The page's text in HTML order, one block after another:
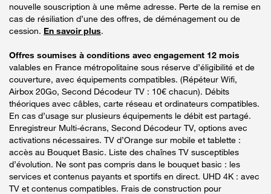
nouvelle souscription à une même adresse. Perte de la remise en
cas de résiliation d’une des offres, de déménagement ou de
cession. En savoir plus.
Offres soumises à conditions avec engagement 12 mois
valables en France métropolitaine sous réserve d’éligibilité et de
couverture, avec équipements compatibles. (Répéteur Wifi,
Airbox 20Go, Second Décodeur TV : 10€ chacun). Débits
théoriques avec câbles, carte réseau et ordinateurs compatibles.
En cas d’usage sur plusieurs équipements le débit est partagé.
Enregistreur Multi-écrans, Second Décodeur TV, options avec
activations nécessaires. TV d’Orange sur mobile et tablette :
accès au Bouquet Basic. Liste des chaînes TV susceptibles
d’évolution. Ne sont pas compris dans le bouquet basic : les
services et contenus payants et sportifs en direct. UHD 4K : avec
TV et contenus compatibles. Frais de construction pour